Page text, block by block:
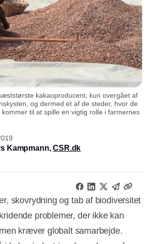
kakaoproducent, kun overgået af
og dermed et af de steder, hvor de
til at spille en vigtig rolle i farmernes
Kampmann,CSR.dk
skovrydning og tab af biodiversitet
problemer, der ikke kan
kræver globalt samarbejde.